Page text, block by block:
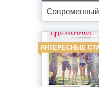
Современный
ИНТЕРЕСНЫЕ